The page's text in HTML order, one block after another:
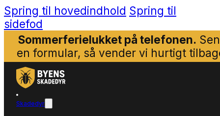
Spring til hovedindhold Spring til
sidefod
Sommerferielukket på telefonen.
en formular, så vender vi hurtigt
Skadedyr